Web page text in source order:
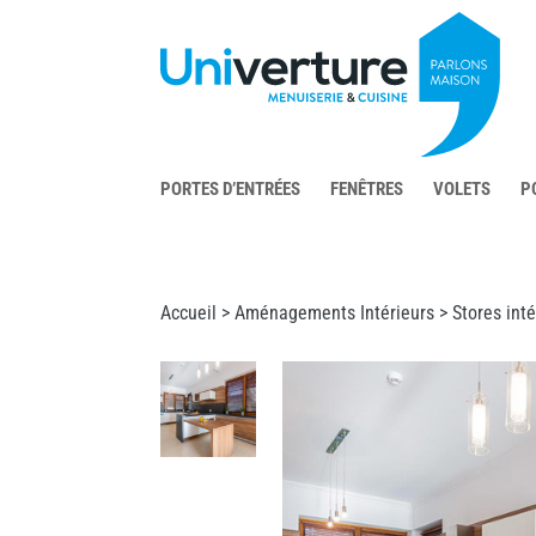
PORTES D’ENTRÉES FENÊTRES VOLETS
Accueil >Aménagements Intérieurs >Stores